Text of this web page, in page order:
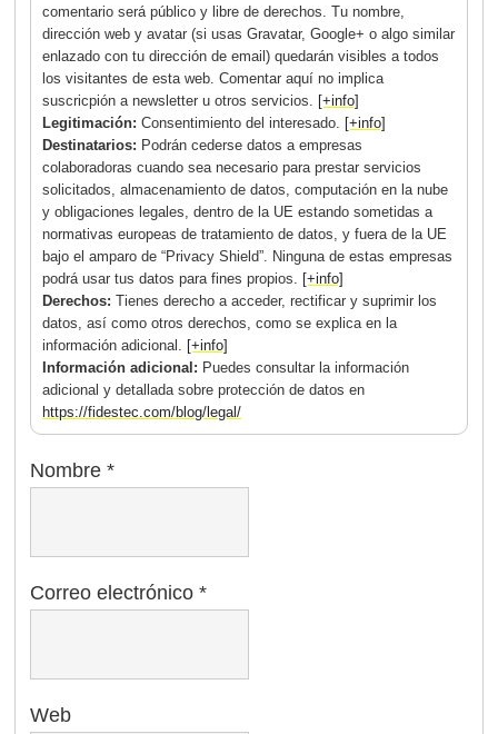
comentario será público y libre de derechos. Tu nombre,
dirección web y avatar (si usas Gravatar, Google+ o algo similar
enlazado con tu dirección de email) quedarán visibles a todos
los visitantes de esta web. Comentar aquí no implica
suscricpión a newsletter u otros servicios. [+info]
Legitimación:Consentimiento del interesado. [+info]
Destinatarios: Podrán cederse datos a empresas
colaboradoras cuando sea necesario para prestar servicios
solicitados, almacenamiento de datos, computación en la nube
y obligaciones legales, dentro de la UE estando sometidas a
normativas europeas de tratamiento de datos, y fuera de la UE
bajo el amparo de “Privacy Shield”. Ninguna de estas empresas
podrá usar tus datos para fines propios. [+info]
Derechos:Tienes derecho a acceder, rectificar y suprimir los
datos, así como otros derechos, como se explica en la
información adicional. [+info]
Información adicional: Puedes consultar la información
adicional y detallada sobre protección de datos en
https://fidestec.com/blog/legal/
Nombre*
Correo electrónico*
Web